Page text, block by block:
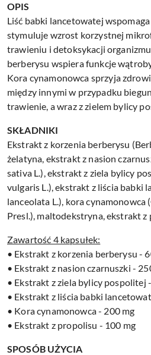
OPIS
Liść babki lancetowatej
stymuluje wzrost korzystnej
trawieniu i detoksykacji
berberysu wspiera funkcje
Kora cynamonowca sprzyja
między innymi w przypadku
trawienie, a wraz z zielem bylicy
SKŁADNIKI
Ekstrakt z korzenia berberysu
żelatyna, ekstrakt z nasion
sativa L.), ekstrakt z ziela bylicy
vulgaris L.), ekstrakt z liścia babki
lanceolata L.), kora cynamonowca
Presl.), maltodekstryna, ekstrakt z
Zawartość 4 kapsułek:
• Ekstrakt z korzenia berberysu -
• Ekstrakt z nasion czarnuszki -
• Ekstrakt z ziela bylicy pospolitej
• Ekstrakt z liścia babki
• Kora cynamonowca - 200 mg
• Ekstrakt z propolisu - 100 mg
SPOSÓB UŻYCIA